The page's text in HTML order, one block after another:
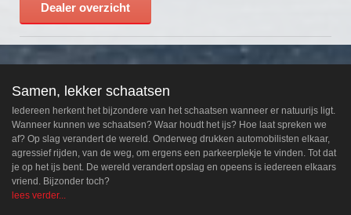
Dealer overzicht
Samen, lekker schaatsen
Iedereen herkent het bijzondere van het schaatsen wanneer er natuurijs ligt.
Wanneer kunnen we schaatsen? Waar houdt het ijs? Hoe laat spreken we
af? Op slag verandert de wereld. Onderweg drukken automobilisten elkaar,
agressief rijden, van de weg, om ergens een parkeerplekje te vinden. Tot dat
je op het ijs bent. De wereld verandert opslag en opeens is iedereen elkaars
vriend. Bijzonder toch?
lees verder...